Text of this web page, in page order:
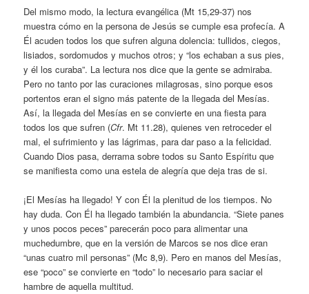
Del mismo modo, la lectura evangélica (Mt 15,29-37) nos
muestra cómo en la persona de Jesús se cumple esa profecía. A
Él acuden todos los que sufren alguna dolencia: tullidos, ciegos,
lisiados, sordomudos y muchos otros; y “los echaban a sus pies,
y él los curaba”. La lectura nos dice que la gente se admiraba.
Pero no tanto por las curaciones milagrosas, sino porque esos
portentos eran el signo más patente de la llegada del Mesías.
Así, la llegada del Mesías en se convierte en una fiesta para
todos los que sufren (Cfr. Mt 11.28), quienes ven retroceder el
mal, el sufrimiento y las lágrimas, para dar paso a la felicidad.
Cuando Dios pasa, derrama sobre todos su Santo Espíritu que
se manifiesta como una estela de alegría que deja tras de si.
¡El Mesías ha llegado! Y con Él la plenitud de los tiempos. No
hay duda. Con Él ha llegado también la abundancia. “Siete panes
y unos pocos peces” parecerán poco para alimentar una
muchedumbre, que en la versión de Marcos se nos dice eran
“unas cuatro mil personas” (Mc 8,9). Pero en manos del Mesías,
ese “poco” se convierte en “todo” lo necesario para saciar el
hambre de aquella multitud.